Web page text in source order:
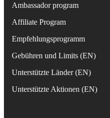
Ambassador program
Affiliate Program
Empfehlungsprogramm
Gebühren und Limits (EN)
Unterstützte Länder (EN)
Unterstützte Aktionen (EN)